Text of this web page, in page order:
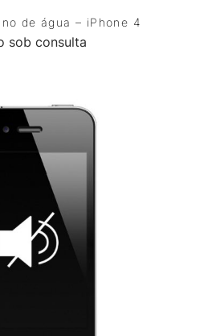
de água – iPhone 4
sob consulta